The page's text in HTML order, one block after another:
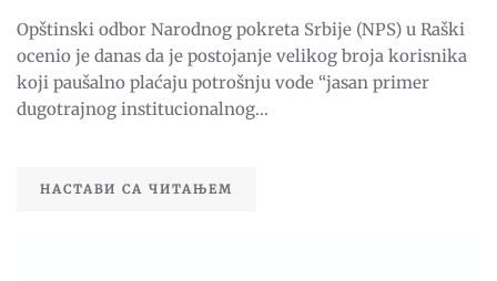
Opštinski odbor Narodnog pokreta Srbije (NPS) u Raški
ocenio je danas da je postojanje velikog broja korisnika
koji paušalno plaćaju potrošnju vode “jasan primer
dugotrajnog institucionalnog...
НАСТАВИ СА ЧИТАЊЕМ